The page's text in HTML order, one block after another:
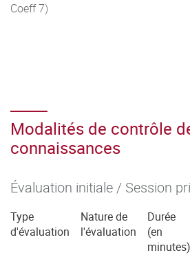
Coeff 7)
Modalités de contrôle
connaissances
Évaluation initiale / Session
Type
d'évaluation
Nature de
l'évaluation
Durée
(en
minutes)